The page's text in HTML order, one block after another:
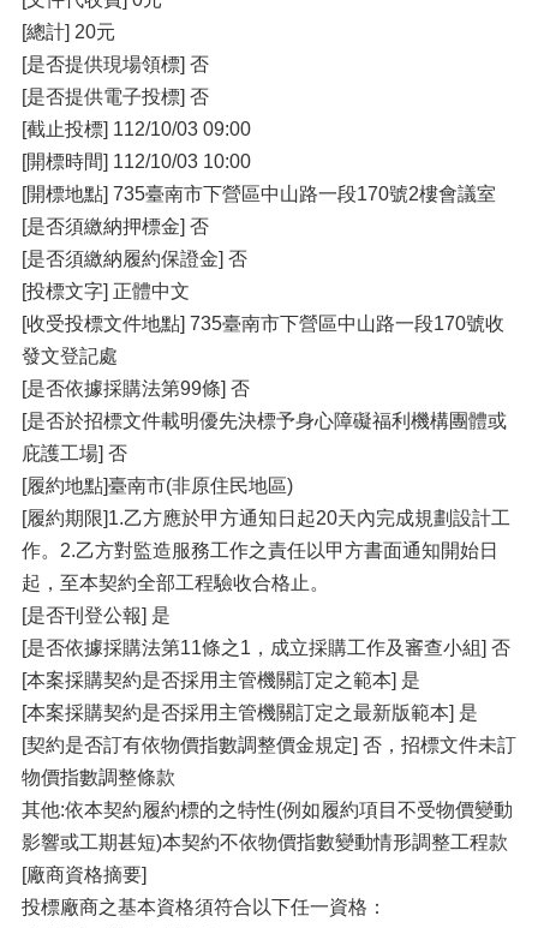
[總計] 20元
[是否提供現場領標] 否
[是否提供電子投標] 否
[截止投標] 112/10/03 09:00
[開標時間] 112/10/03 10:00
[開標地點] 735臺南市下營區中山路一段170號2樓會議室
[是否須繳納押標金] 否
[是否須繳納履約保證金] 否
[投標文字] 正體中文
[收受投標文件地點] 735臺南市下營區中山路一段170號收
發文登記處
[是否依據採購法第99條] 否
[是否於招標文件載明優先決標予身心障礙福利機構團體或
庇護工場] 否
[履約地點]臺南市(非原住民地區)
[履約期限]1.乙方應於甲方通知日起20天內完成規劃設計工
作。2.乙方對監造服務工作之責任以甲方書面通知開始日
起，至本契約全部工程驗收合格止。
[是否刊登公報] 是
[是否依據採購法第11條之1，成立採購工作及審查小組] 否
[本案採購契約是否採用主管機關訂定之範本] 是
[本案採購契約是否採用主管機關訂定之最新版範本] 是
[契約是否訂有依物價指數調整價金規定] 否，招標文件未訂
物價指數調整條款
其他:依本契約履約標的之特性(例如履約項目不受物價變動
影響或工期甚短)本契約不依物價指數變動情形調整工程款
[廠商資格摘要]
投標廠商之基本資格須符合以下任一資格：